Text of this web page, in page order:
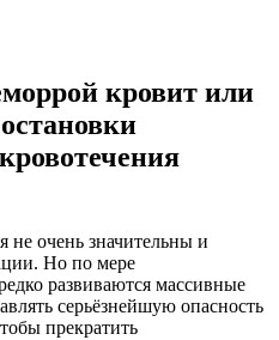
кровит или
не очень значительны и
Но по мере
развиваются массивные
серьёзнейшую опасность
прекратить